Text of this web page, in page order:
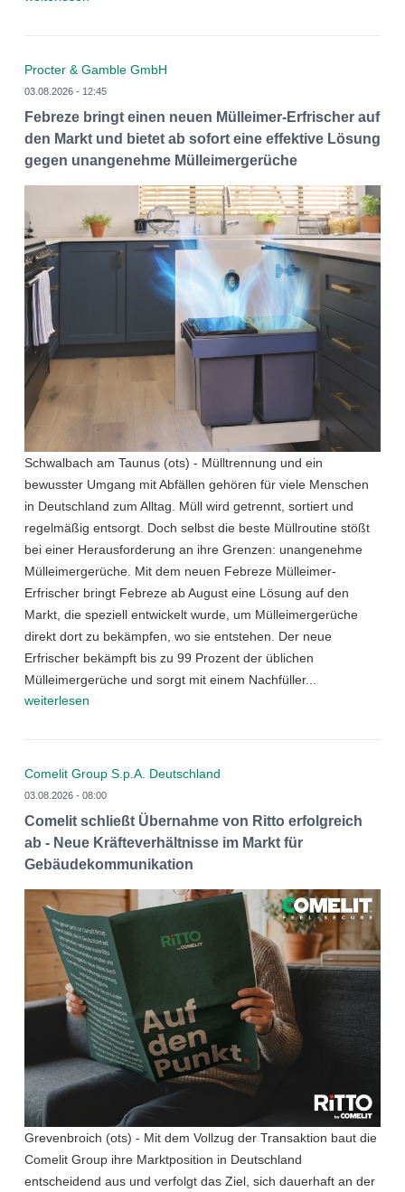
Procter & Gamble GmbH
03.08.2026 - 12:45
Febreze bringt einen neuen Mülleimer-Erfrischer auf
den Markt und bietet ab sofort eine effektive Lösung
gegen unangenehme Mülleimergerüche
Schwalbach am Taunus (ots) - Mülltrennung und ein
bewusster Umgang mit Abfällen gehören für viele Menschen
in Deutschland zum Alltag. Müll wird getrennt, sortiert und
regelmäßig entsorgt. Doch selbst die beste Müllroutine stößt
bei einer Herausforderung an ihre Grenzen: unangenehme
Mülleimergerüche. Mit dem neuen Febreze Mülleimer-
Erfrischer bringt Febreze ab August eine Lösung auf den
Markt, die speziell entwickelt wurde, um Mülleimergerüche
direkt dort zu bekämpfen, wo sie entstehen. Der neue
Erfrischer bekämpft bis zu 99 Prozent der üblichen
Mülleimergerüche und sorgt mit einem Nachfüller...
weiterlesen
Comelit Group S.p.A. Deutschland
03.08.2026 - 08:00
Comelit schließt Übernahme von Ritto erfolgreich
ab - Neue Kräfteverhältnisse im Markt für
Gebäudekommunikation
Grevenbroich (ots) - Mit dem Vollzug der Transaktion baut die
Comelit Group ihre Marktposition in Deutschland
entscheidend aus und verfolgt das Ziel, sich dauerhaft an der